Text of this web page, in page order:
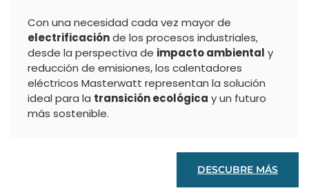
Con una necesidad cada vez mayor de
electrificaciónde los procesos industriales,
desde la perspectiva de impacto ambiental y
reducción de emisiones, los calentadores
eléctricos Masterwatt representan la solución
ideal para la transición ecológica y un futuro
más sostenible.
DESCUBRE MÁS